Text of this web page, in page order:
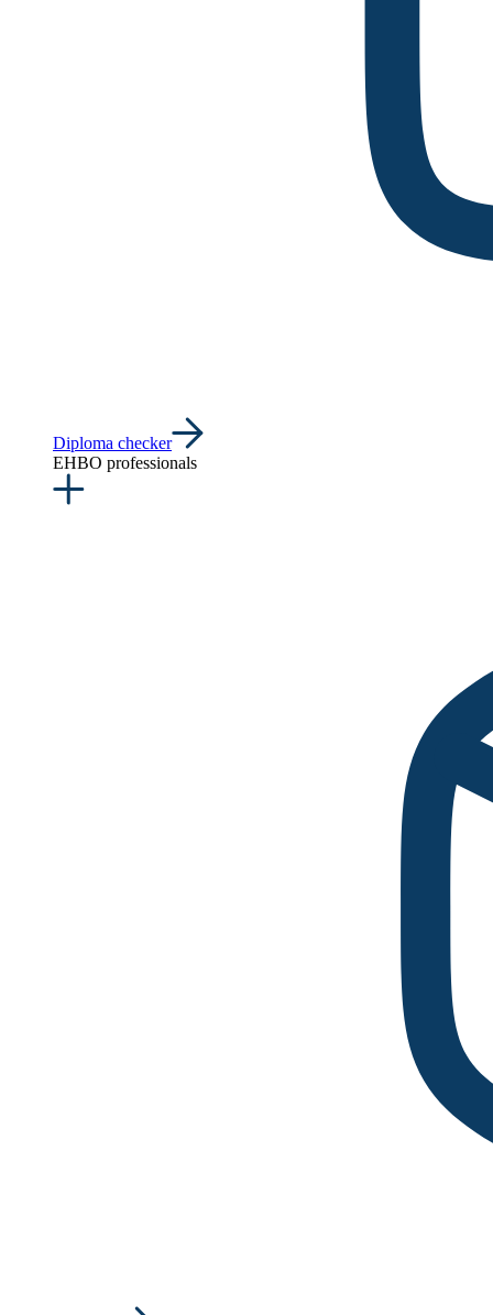
Diploma checker
EHBO professionals